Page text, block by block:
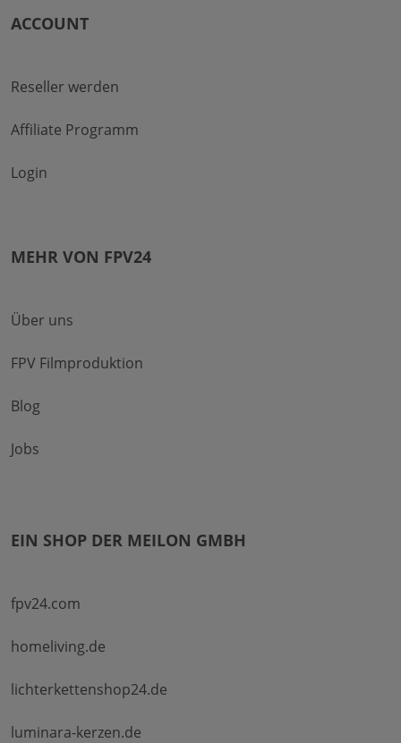
ACCOUNT
Reseller werden
Affiliate Programm
Login
MEHR VON FPV24
Über uns
FPV Filmproduktion
Blog
Jobs
EIN SHOP DER MEILON GMBH
fpv24.com
homeliving.de
lichterkettenshop24.de
luminara-kerzen.de